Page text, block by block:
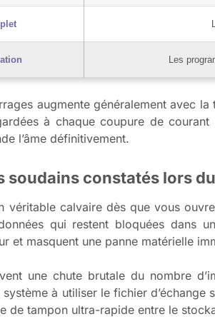
Les
augmente généralement avec
à chaque coupure de
l’âme définitivement.
soudains constatés lors
véritable calvaire dès que vous
qui restent bloquées dans
et masquent une panne matérielle
une chute brutale du nombre
à utiliser le fichier
de tampon ultra-rapide entre le